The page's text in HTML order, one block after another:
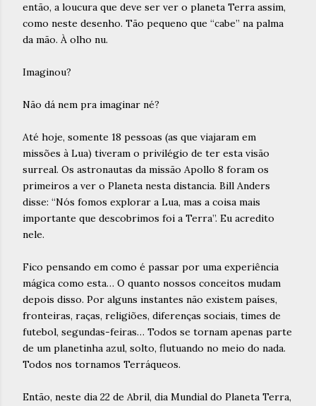
então, a loucura que deve ser ver o planeta Terra assim,
como neste desenho. Tão pequeno que “cabe” na palma
da mão. À olho nu.
Imaginou?
Não dá nem pra imaginar né?
Até hoje, somente 18 pessoas (as que viajaram em
missões à Lua) tiveram o privilégio de ter esta visão
surreal. Os astronautas da missão Apollo 8 foram os
primeiros a ver o Planeta nesta distancia. Bill Anders
disse: “Nós fomos explorar a Lua, mas a coisa mais
importante que descobrimos foi a Terra”. Eu acredito
nele.
Fico pensando em como é passar por uma experiência
mágica como esta… O quanto nossos conceitos mudam
depois disso. Por alguns instantes não existem países,
fronteiras, raças, religiões, diferenças sociais, times de
futebol, segundas-feiras… Todos se tornam apenas parte
de um planetinha azul, solto, flutuando no meio do nada.
Todos nos tornamos Terráqueos.
Então, neste dia 22 de Abril, dia Mundial do Planeta Terra,